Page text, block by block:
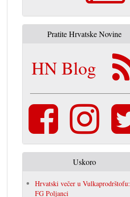
Pratite Hrvatske Novine
HN Blog
Uskoro
Hrvatski večer u Vulkaprodrštofu:
FG Poljanci